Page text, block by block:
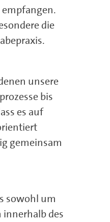
die
unsere
bis
es auf
gemeinsam
sowohl um
innerhalb des